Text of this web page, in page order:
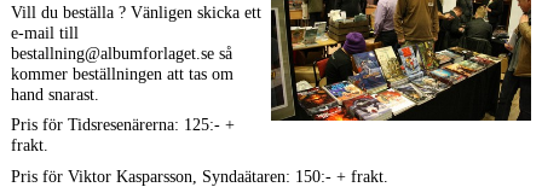
Vill du beställa ? Vänligen skicka ett
e-mail till
bestallning@albumforlaget.se så
kommer beställningen att tas om
hand snarast.
Pris för Tidsresenärerna: 125:- +
frakt.
Pris för Viktor Kasparsson, Syndaätaren: 150:- + frakt.